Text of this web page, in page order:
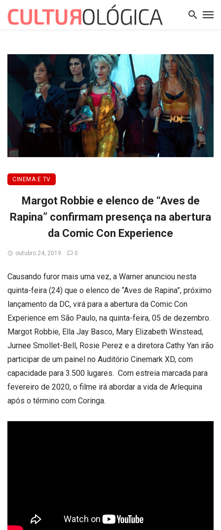
CINEMA E TV
Margot Robbie e elenco de “Aves de
Rapina” confirmam presença na abertura
da Comic Con Experience
outubro 24, 2019 0
Causando furor mais uma vez, a Warner anunciou nesta
quinta-feira (24) que o elenco de “Aves de Rapina”, próximo
lançamento da DC, virá para a abertura da Comic Con
Experience em São Paulo, na quinta-feira, 05 de dezembro.
Margot Robbie, Ella Jay Basco, Mary Elizabeth Winstead,
Jurnee Smollet-Bell, Rosie Perez e a diretora Cathy Yan irão
participar de um painel no Auditório Cinemark XD, com
capacidade para 3.500 lugares. Com estreia marcada para
fevereiro de 2020, o filme irá abordar a vida de Arlequina
após o término com Coringa.